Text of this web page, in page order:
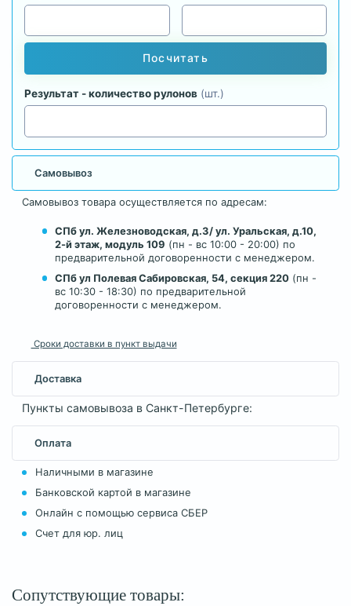
Посчитать
Результат - количество рулонов (шт.)
Самовывоз
Самовывоз товара осуществляется по адресам:
СПб ул. Железноводская, д.3/ ул. Уральская, д.10,
2-й этаж, модуль 109 (пн - вс 10:00 - 20:00) по
предварительной договоренности с менеджером.
СПб ул Полевая Сабировская, 54, секция 220 (пн -
вс 10:30 - 18:30) по предварительной
договоренности с менеджером.
Сроки доставки в пункт выдачи
Доставка
Пункты самовывоза в Санкт-Петербурге:
Оплата
Наличными в магазине
Банковской картой в магазине
Онлайн с помощью сервиса СБЕР
Счет для юр. лиц
Сопутствующие товары: